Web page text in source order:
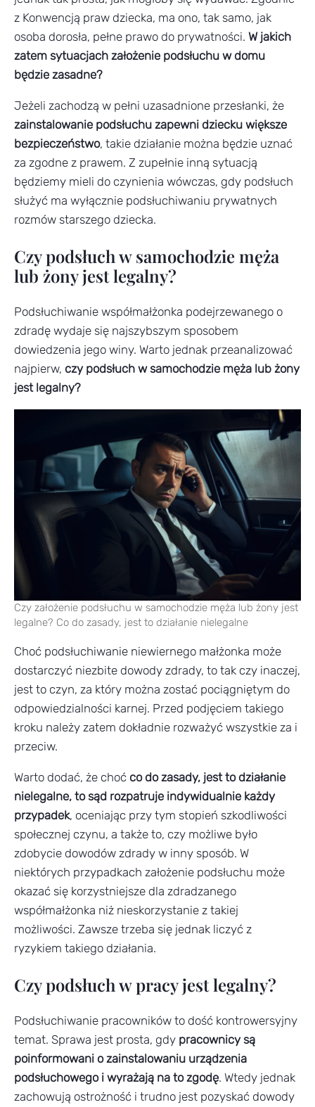
z Konwencją praw dziecka, ma ono, tak samo, jak
osoba dorosła, pełne prawo do prywatności. W jakich
zatem sytuacjach założenie podsłuchu w domu
będzie zasadne?
Jeżeli zachodzą w pełni uzasadnione przesłanki, że
zainstalowanie podsłuchu zapewni dziecku większe
bezpieczeństwo, takie działanie można będzie uznać
za zgodne z prawem. Z zupełnie inną sytuacją
będziemy mieli do czynienia wówczas, gdy podsłuch
służyć ma wyłącznie podsłuchiwaniu prywatnych
rozmów starszego dziecka.
Czy podsłuch w samochodzie męża
lub żony jest legalny?
Podsłuchiwanie współmałżonka podejrzewanego o
zdradę wydaje się najszybszym sposobem
dowiedzenia jego winy. Warto jednak przeanalizować
najpierw, czy podsłuch w samochodzie męża lub żony
jest legalny?
Czy założenie podsłuchu w samochodzie męża lub żony jest
legalne? Co do zasady, jest to działanie nielegalne
Choć podsłuchiwanie niewiernego małżonka może
dostarczyć niezbite dowody zdrady, to tak czy inaczej,
jest to czyn, za który można zostać pociągniętym do
odpowiedzialności karnej. Przed podjęciem takiego
kroku należy zatem dokładnie rozważyć wszystkie za i
przeciw.
Warto dodać, że choć co do zasady, jest to działanie
nielegalne, to sąd rozpatruje indywidualnie każdy
przypadek, oceniając przy tym stopień szkodliwości
społecznej czynu, a także to, czy możliwe było
zdobycie dowodów zdrady w inny sposób. W
niektórych przypadkach założenie podsłuchu może
okazać się korzystniejsze dla zdradzanego
współmałżonka niż nieskorzystanie z takiej
możliwości. Zawsze trzeba się jednak liczyć z
ryzykiem takiego działania.
Czy podsłuch w pracy jest legalny?
Podsłuchiwanie pracowników to dość kontrowersyjny
temat. Sprawa jest prosta, gdy pracownicy są
poinformowani o zainstalowaniu urządzenia
podsłuchowego i wyrażają na to zgodę. Wtedy jednak
zachowują ostrożność i trudno jest pozyskać dowody